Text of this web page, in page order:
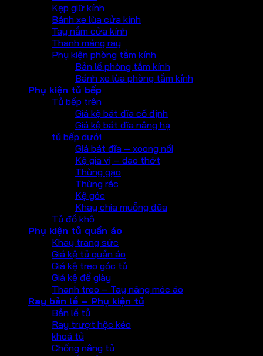
Kẹp giữ kính
Bánh xe lùa cửa kính
Tay nắm cửa kính
Thanh máng ray
Phụ kiện phòng tắm kính
Bản lề phòng tắm kính
Bánh xe lùa phòng tắm kính
Phụ kiện tủ bếp
Tủ bếp trên
Giá kệ bát đĩa cố định
Giá kệ bát đĩa nâng hạ
tủ bếp dưới
Giá bát đĩa – xoong nồi
Kệ gia vị – dao thớt
Thùng gạo
Thùng rác
Kệ góc
Khay chia muỗng đũa
Tủ đồ khô
Phụ kiện tủ quần áo
Khay trang sức
Giá kệ tủ quần áo
Giá kệ treo góc tủ
Giá kệ để giày
Thanh treo – Tay nâng móc áo
Ray bản lề – Phụ kiện tủ
Bản lề tủ
Ray trượt hộc kéo
khoá tủ
Chống nâng tủ